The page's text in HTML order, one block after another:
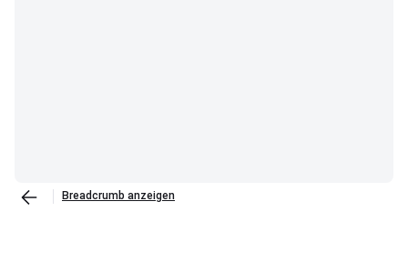
Breadcrumb anzeigen